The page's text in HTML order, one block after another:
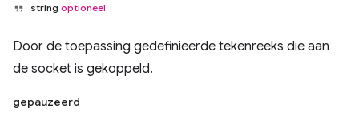
string optioneel
Door de toepassing gedefinieerde tekenreeks die aan
de socket is gekoppeld.
gepauzeerd